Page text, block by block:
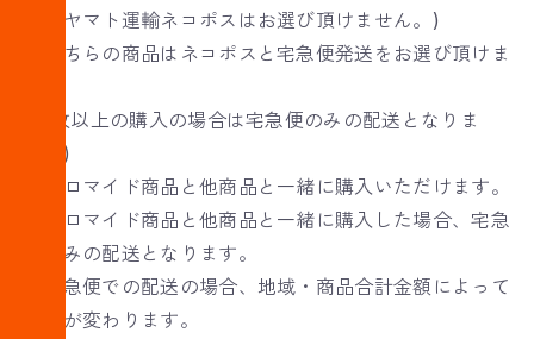
す。ヤマト運輸ネコポスはお選び頂けません。)
・こちらの商品はネコポスと宅急便発送をお選び頂けま
(51枚以上の購入の場合は宅急便のみの配送となりま
す。)
・ブロマイド商品と他商品と一緒に購入いただけます。
※ブロマイド商品と他商品と一緒に購入した場合、宅急
便のみの配送となります。
※宅急便での配送の場合、地域・商品合計金額によって
送料が変わります。